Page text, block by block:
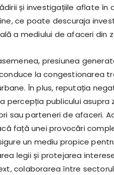
și investigațiile aflate în
ce poate descuraja
a mediului de afaceri din
presiunea
la congestionarea
În plus, reputația
percepția publicului asupra
sau parteneri de afaceri.
față unei provocări
un mediu propice
legii și protejarea
colaborarea între